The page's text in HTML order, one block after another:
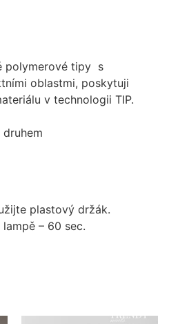
polymerové tipy s
oblastmi, poskytuji
v technologii TIP.
plastový držák.
– 60 sec.